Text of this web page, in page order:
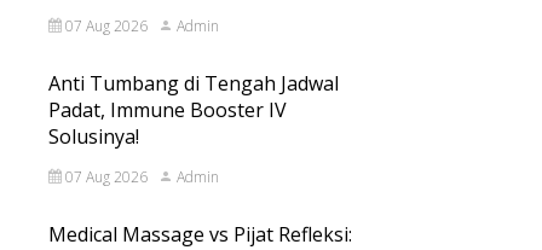
07 Aug 2026 Admin
Anti Tumbang di Tengah Jadwal
Padat, Immune Booster IV
Solusinya!
07 Aug 2026 Admin
Medical Massage vs Pijat Refleksi: